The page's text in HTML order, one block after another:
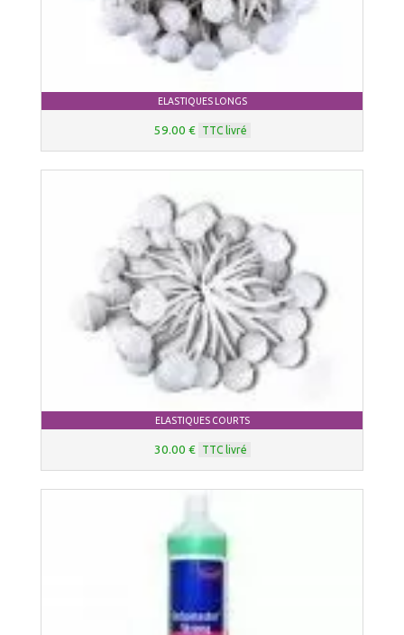
ELASTIQUES LONGS
59.00 € TTC livré
ELASTIQUES COURTS
30.00 € TTC livré